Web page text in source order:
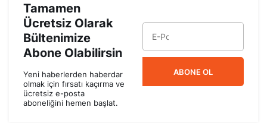
Tamamen
Ücretsiz Olarak
Bültenimize
Abone Olabilirsin
Yeni haberlerden haberdar
olmak için fırsatı kaçırma ve
ücretsiz e-posta
aboneliğini hemen başlat.
ABONE OL